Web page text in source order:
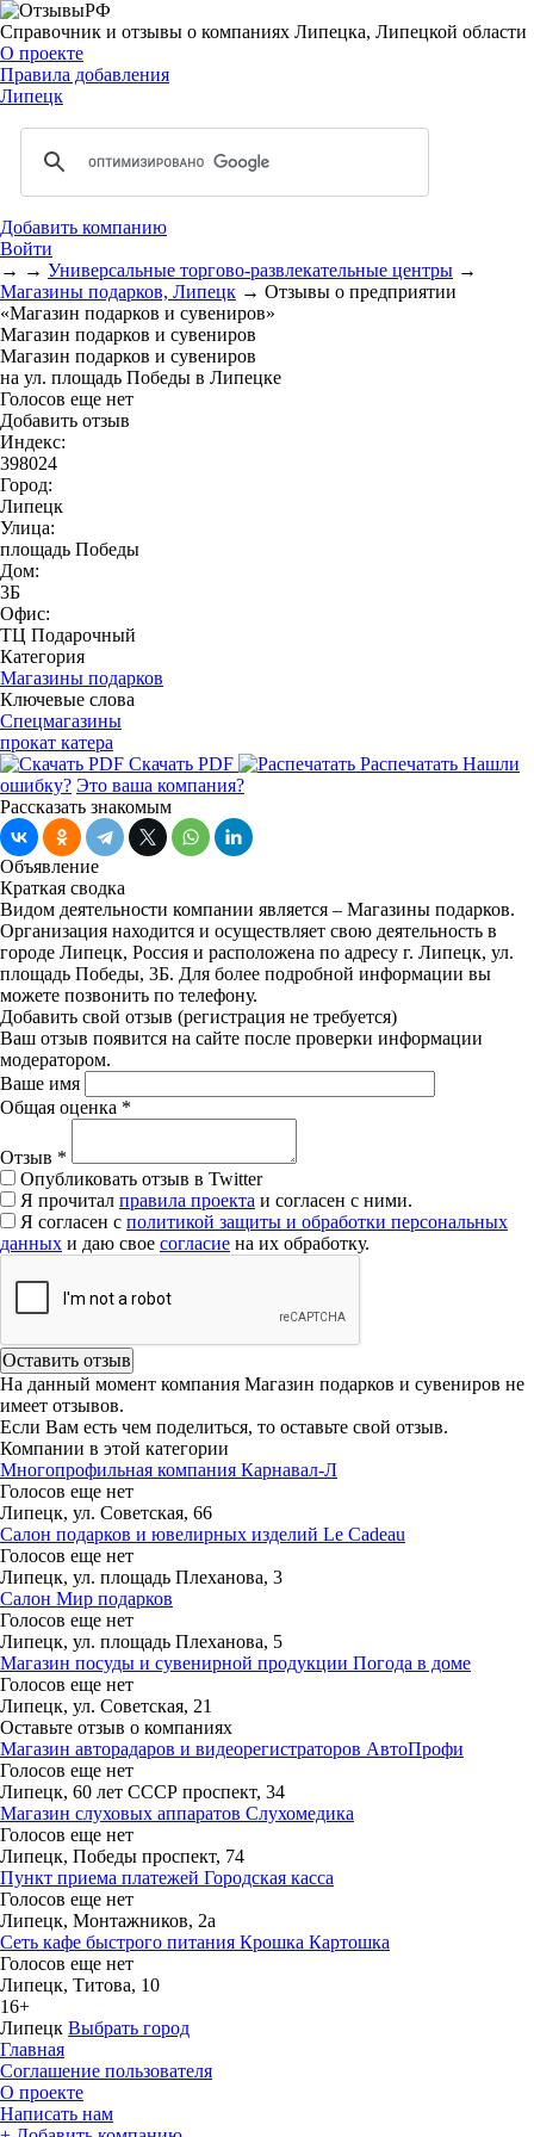
Справочник и отзывы о компаниях Липецка, Липецкой области
О проекте
Правила добавления
Липецк
Добавить компанию
Войти
→ → Универсальные торгово-развлекательные центры →
Магазины подарков, Липецк → Отзывы о предприятии
«Магазин подарков и сувениров»
Магазин подарков и сувениров
Магазин подарков и сувениров
на ул. площадь Победы в Липецке
Голосов еще нет
Добавить отзыв
Индекс:
398024
Город:
Липецк
Улица:
площадь Победы
Дом:
3Б
Офис:
ТЦ Подарочный
Категория
Магазины подарков
Ключевые слова
Спецмагазины
прокат катера
Скачать PDF
Распечатать Нашли
ошибку? Это ваша компания?
Рассказать знакомым
Объявление
Краткая сводка
Видом деятельности компании является – Магазины подарков.
Организация находится и осуществляет свою деятельность в
городе Липецк, Россия и расположена по адресу г. Липецк, ул.
площадь Победы, 3Б. Для более подробной информации вы
можете позвонить по телефону.
Добавить свой отзыв (регистрация не требуется)
Ваш отзыв появится на сайте после проверки информации
модератором.
Ваше имя
Общая оценка *
Отзыв *
Опубликовать отзыв в Twitter
Я прочитал правила проекта и согласен с ними.
Я согласен с политикой защиты и обработки персональных
данных и даю свое согласие на их обработку.
На данный момент компания Магазин подарков и сувениров не
имеет отзывов.
Если Вам есть чем поделиться, то оставьте свой отзыв.
Компании в этой категории
Многопрофильная компания Карнавал-Л
Голосов еще нет
Липецк, ул. Советская, 66
Салон подарков и ювелирных изделий Le Cadeau
Голосов еще нет
Липецк, ул. площадь Плеханова, 3
Салон Мир подарков
Голосов еще нет
Липецк, ул. площадь Плеханова, 5
Магазин посуды и сувенирной продукции Погода в доме
Голосов еще нет
Липецк, ул. Советская, 21
Оставьте отзыв о компаниях
Магазин авторадаров и видеорегистраторов АвтоПрофи
Голосов еще нет
Липецк, 60 лет СССР проспект, 34
Магазин слуховых аппаратов Слухомедика
Голосов еще нет
Липецк, Победы проспект, 74
Пункт приема платежей Городская касса
Голосов еще нет
Липецк, Монтажников, 2а
Сеть кафе быстрого питания Крошка Картошка
Голосов еще нет
Липецк, Титова, 10
16+
Липецк Выбрать город
Главная
Соглашение пользователя
О проекте
Написать нам